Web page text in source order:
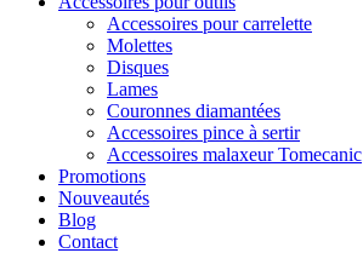
Accessoires pour carrelette
Molettes
Disques
Lames
Couronnes diamantées
Accessoires pince à sertir
Accessoires malaxeur Tomecanic
Promotions
Nouveautés
Blog
Contact